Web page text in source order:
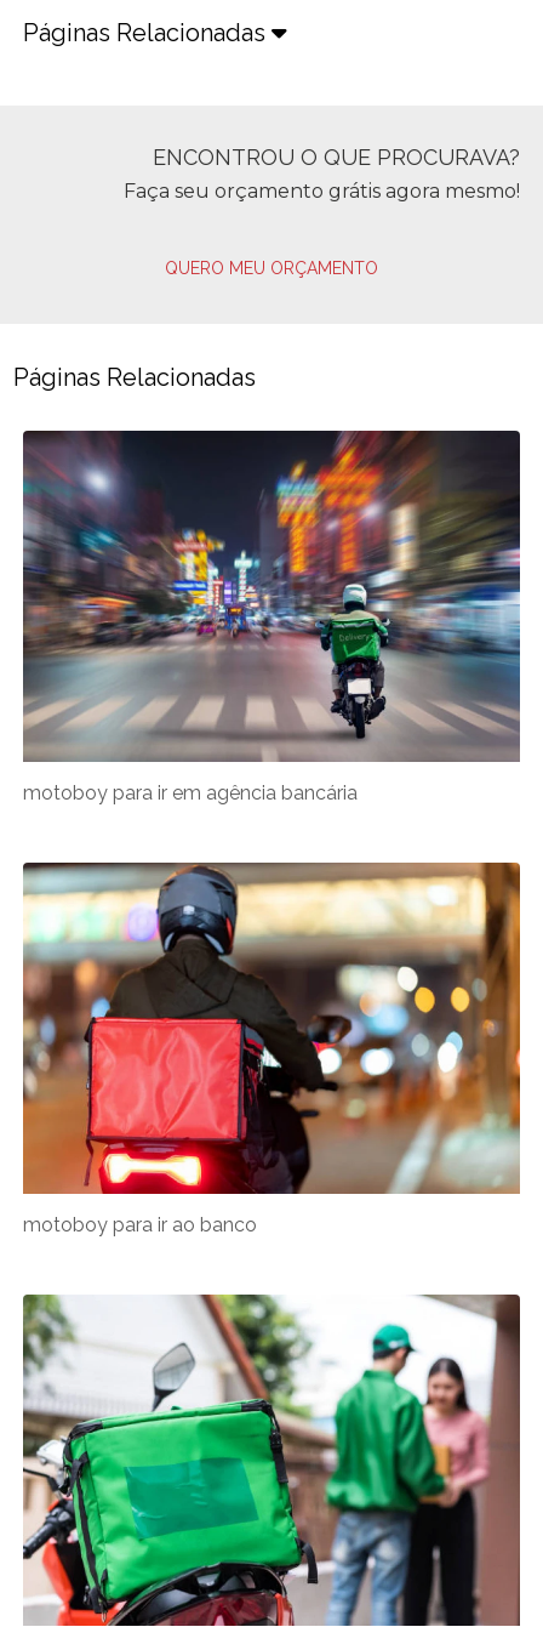
Páginas Relacionadas
ENCONTROU O QUE PROCURAVA?
Faça seu orçamento grátis agora mesmo!
QUERO MEU ORÇAMENTO
Páginas Relacionadas
motoboy para ir em agência bancária
motoboy para ir ao banco